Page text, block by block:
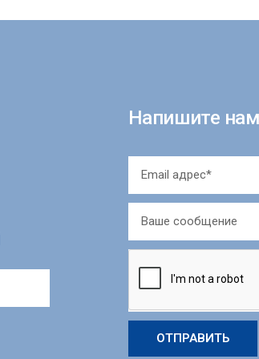
Напишите
ОТПРАВИТЬ